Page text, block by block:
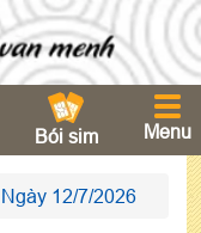
Bói sim Menu
Ngày 12/7/2026